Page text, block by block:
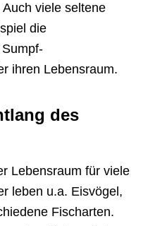
viele seltene
die
ihren Lebensraum.
des
Lebensraum für viele
leben u.a. Eisvögel,
Fischarten.